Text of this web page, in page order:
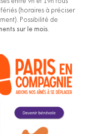
(horaires à préciser
Possibilité de
sur le mois